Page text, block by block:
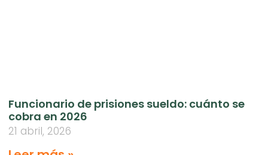
Funcionario de prisiones sueldo: cuánto se
cobra en 2026
21 abril, 2026